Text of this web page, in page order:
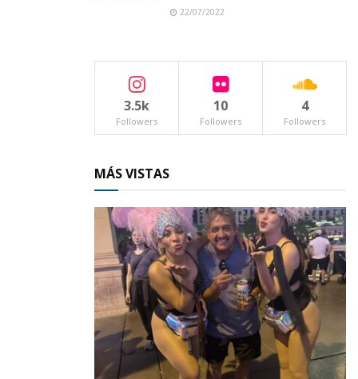
22/07/2022
3.5k
Followers
10
Followers
4
Followers
MÁS VISTAS